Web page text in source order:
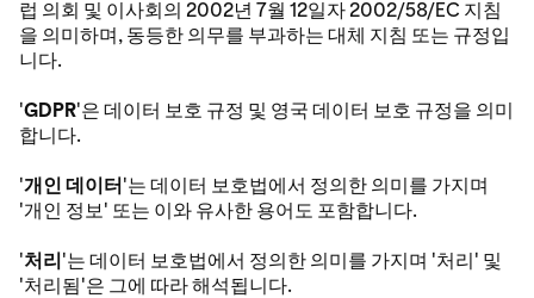
럽 의회 및 이사회의 2002년 7월 12일자 2002/58/EC 지침
을 의미하며, 동등한 의무를 부과하는 대체 지침 또는 규정입
니다.
'GDPR'은 데이터 보호 규정 및 영국 데이터 보호 규정을 의미
합니다.
'개인 데이터'는 데이터 보호법에서 정의한 의미를 가지며
'개인 정보' 또는 이와 유사한 용어도 포함합니다.
'처리'는 데이터 보호법에서 정의한 의미를 가지며 '처리' 및
'처리됨'은 그에 따라 해석됩니다.